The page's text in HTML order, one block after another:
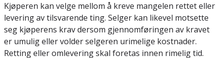
Kjøperen kan velge mellom å kreve mangelen rettet eller
levering av tilsvarende ting. Selger kan likevel motsette
seg kjøperens krav dersom gjennomføringen av kravet
er umulig eller volder selgeren urimelige kostnader.
Retting eller omlevering skal foretas innen rimelig tid.